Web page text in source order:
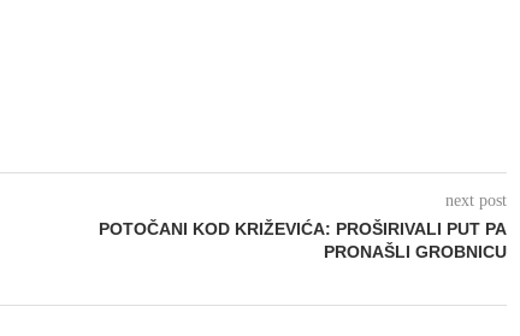
next post
POTOČANI KOD KRIŽEVIĆA: PROŠIRIVALI PUT PA
PRONAŠLI GROBNICU